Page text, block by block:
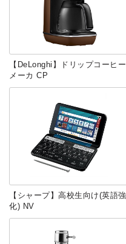
【DeLonghi】ドリップコーヒー
メーカ CP
【シャープ】高校生向け(英語強
化) NV